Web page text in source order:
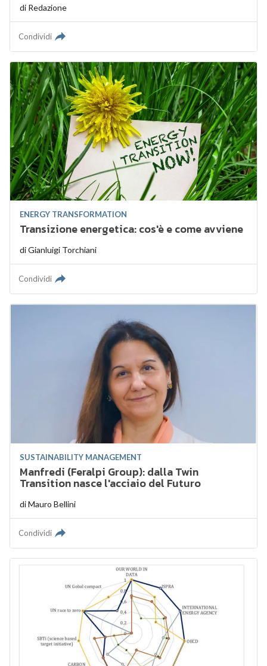
di Redazione
Condividi
ENERGY TRANSFORMATION
Transizione energetica: cos'è e come avviene
diGianluigi Torchiani
Condividi
SUSTAINABILITY MANAGEMENT
Manfredi (Feralpi Group): dalla Twin
Transition nasce l'acciaio del Futuro
diMauro Bellini
Condividi